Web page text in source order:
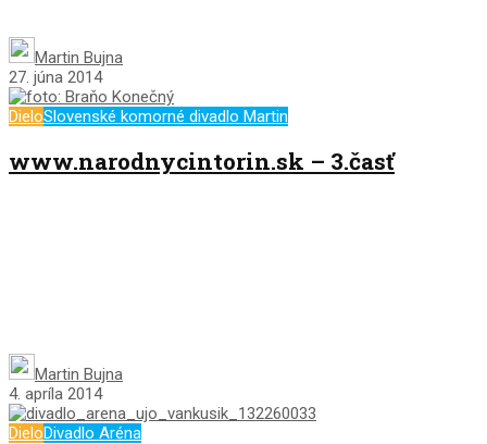
Martin Bujna
27. júna 2014
DieloSlovenské komorné divadlo Martin
www.narodnycintorin.sk – 3.časť
Martin Bujna
4. apríla 2014
DieloDivadlo Aréna